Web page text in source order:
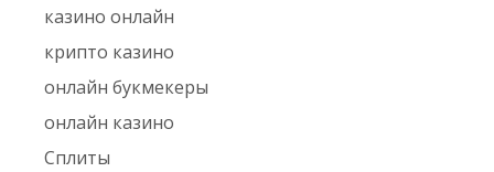
казино онлайн
крипто казино
онлайн букмекеры
онлайн казино
Сплиты